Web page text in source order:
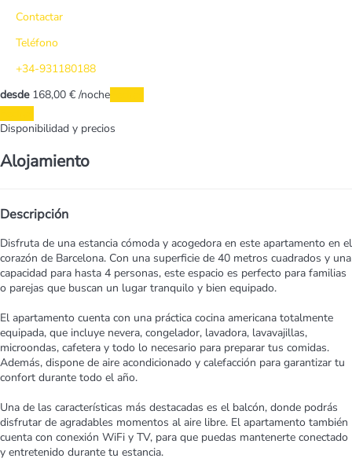
Contactar
Teléfono
+34-931180188
desde168,00 € /noche
Disponibilidad y precios
Alojamiento
Descripción
Disfruta de una estancia cómoda y acogedora en este apartamento en el
corazón de Barcelona. Con una superficie de 40 metros cuadrados y una
capacidad para hasta 4 personas, este espacio es perfecto para familias
o parejas que buscan un lugar tranquilo y bien equipado.
El apartamento cuenta con una práctica cocina americana totalmente
equipada, que incluye nevera, congelador, lavadora, lavavajillas,
microondas, cafetera y todo lo necesario para preparar tus comidas.
Además, dispone de aire acondicionado y calefacción para garantizar tu
confort durante todo el año.
Una de las características más destacadas es el balcón, donde podrás
disfrutar de agradables momentos al aire libre. El apartamento también
cuenta con conexión WiFi y TV, para que puedas mantenerte conectado
y entretenido durante tu estancia.